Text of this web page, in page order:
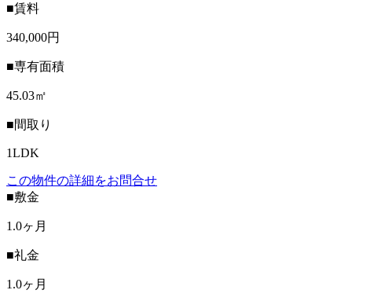
■賃料
340,000円
■専有面積
45.03㎡
■間取り
1LDK
この物件の詳細をお問合せ
■敷金
1.0ヶ月
■礼金
1.0ヶ月